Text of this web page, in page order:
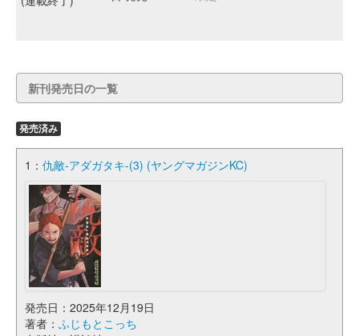
新刊発売日の一覧
発売済み
1： 仇敵-アダガタキ-(3) (ヤングマガジンKC)
発売日：2025年12月19日
著者： ふじもとこっち